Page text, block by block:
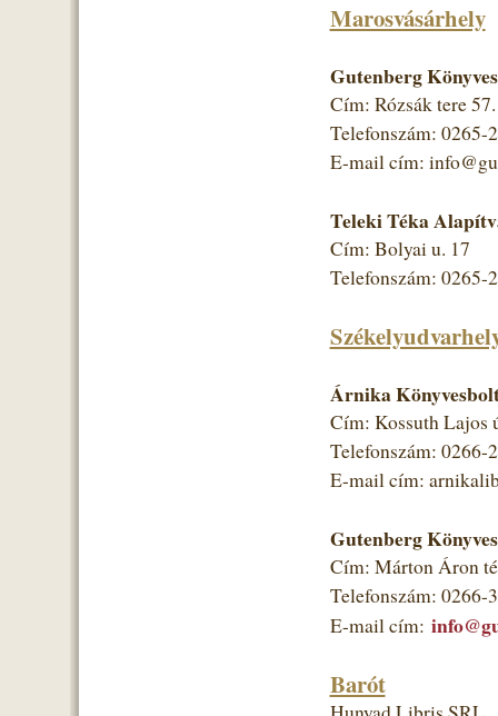
Marosvásárhely
Gutenberg
Cím: Rózsák tere
Telefonszám: 0265-
E-mail cím:
Teleki Téka
Cím: Bolyai u. 17
Telefonszám: 0265-
Árnika
Cím: Kossuth Lajos
Telefonszám: 0266-
E-mail cím:
Gutenberg
Cím: Márton Áron
Telefonszám: 0266-
E-mail cím:
Barót